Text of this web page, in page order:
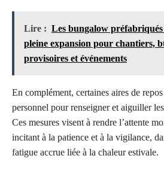
Lire : Les bungalow
pleine expansion pour chantiers,
provisoires et événements
En complément, certaines aires de
personnel pour renseigner et aiguiller
Ces mesures visent à rendre l’attente
incitant à la patience et à la vigilance,
fatigue accrue liée à la chaleur estivale.